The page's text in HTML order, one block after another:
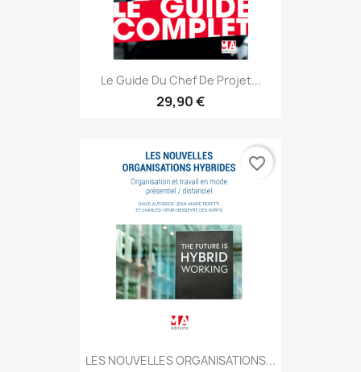
Le Guide Du Chef De Projet...
29,90 €
LES NOUVELLES ORGANISATIONS...
favorite_border